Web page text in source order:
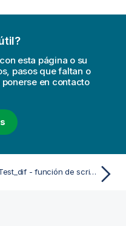
esta página o su
pasos que faltan o
en contacto
TTest_dif - función de script y de gráfico